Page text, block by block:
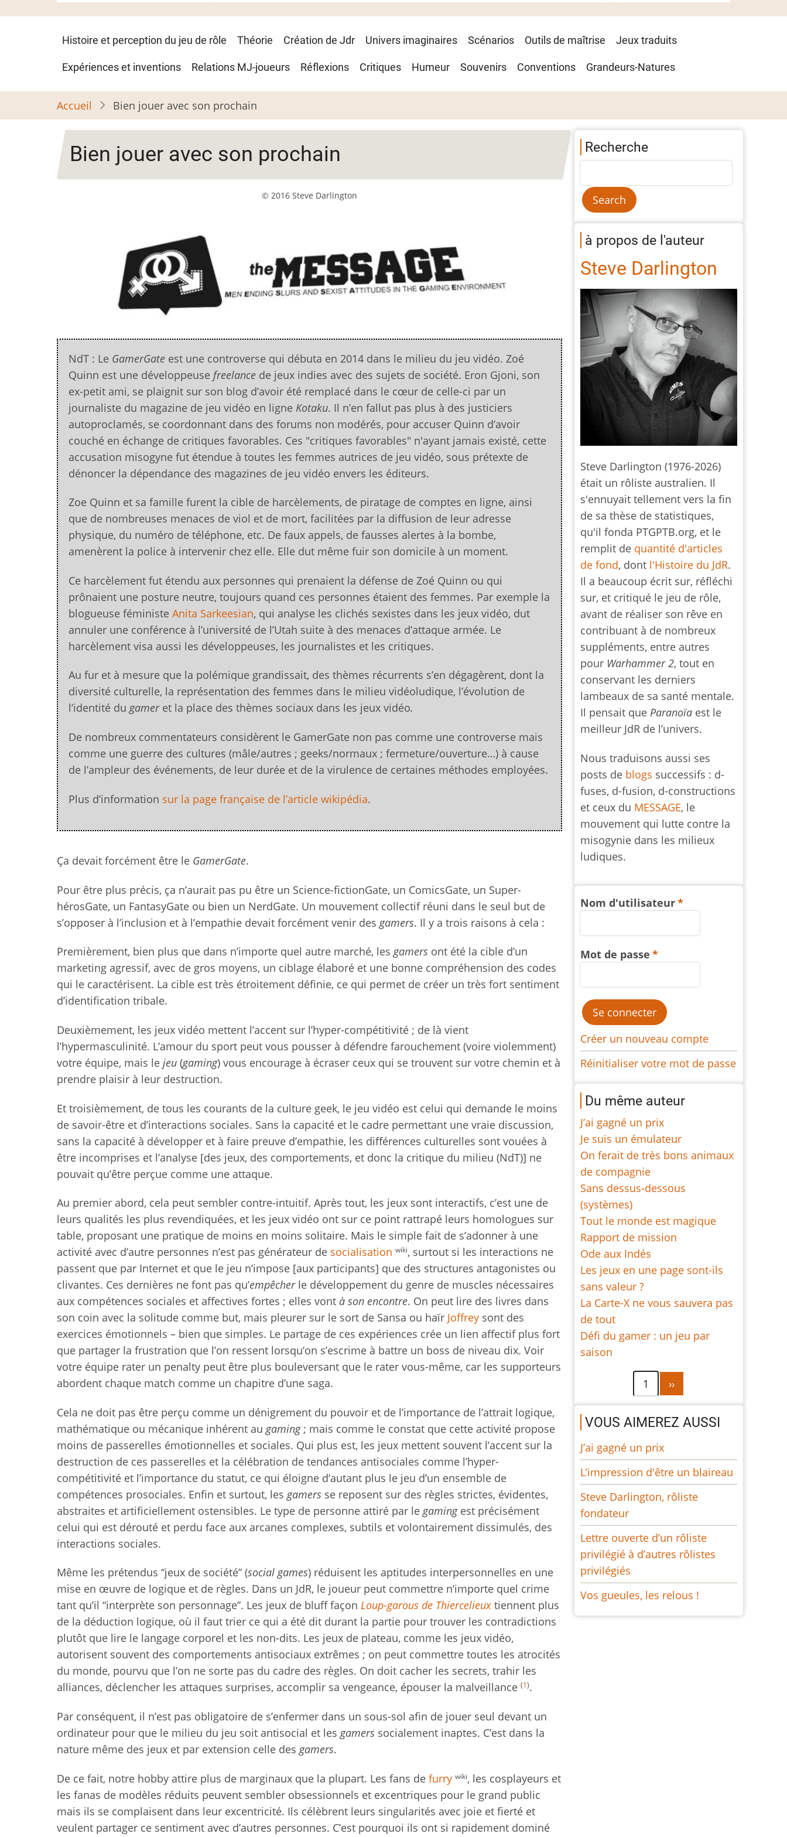
Navigation
principale
Histoire et perception du jeu de rôle Théorie Création de Jdr Univers imaginaires Scénarios Outils de maîtrise Jeux traduits
Expériences et inventions Relations MJ-joueurs Réflexions Critiques Humeur Souvenirs Conventions Grandeurs-Natures
Accueil Bien jouer avec son prochain
Bien jouer avec son prochain
© 2016 Steve Darlington
NdT : Le GamerGate est une controverse qui débuta en 2014 dans le milieu du jeu vidéo. Zoé
Quinn est une développeuse freelance de jeux indies avec des sujets de société. Eron Gjoni, son
ex-petit ami, se plaignit sur son blog d’avoir été remplacé dans le cœur de celle-ci par un
journaliste du magazine de jeu vidéo en ligne Kotaku. Il n’en fallut pas plus à des justiciers
autoproclamés, se coordonnant dans des forums non modérés, pour accuser Quinn d’avoir
couché en échange de critiques favorables. Ces "critiques favorables" n'ayant jamais existé, cette
accusation misogyne fut étendue à toutes les femmes autrices de jeu vidéo, sous prétexte de
dénoncer la dépendance des magazines de jeu vidéo envers les éditeurs.
Zoe Quinn et sa famille furent la cible de harcèlements, de piratage de comptes en ligne, ainsi
que de nombreuses menaces de viol et de mort, facilitées par la diffusion de leur adresse
physique, du numéro de téléphone, etc. De faux appels, de fausses alertes à la bombe,
amenèrent la police à intervenir chez elle. Elle dut même fuir son domicile à un moment.
Ce harcèlement fut étendu aux personnes qui prenaient la défense de Zoé Quinn ou qui
prônaient une posture neutre, toujours quand ces personnes étaient des femmes. Par exemple la
blogueuse féministe Anita Sarkeesian, qui analyse les clichés sexistes dans les jeux vidéo, dut
annuler une conférence à l’université de l’Utah suite à des menaces d’attaque armée. Le
harcèlement visa aussi les développeuses, les journalistes et les critiques.
Au fur et à mesure que la polémique grandissait, des thèmes récurrents s’en dégagèrent, dont la
diversité culturelle, la représentation des femmes dans le milieu vidéoludique, l’évolution de
l’identité dugameret la place des thèmes sociaux dans les jeux vidéo.
De nombreux commentateurs considèrent le GamerGate non pas comme une controverse mais
comme une guerre des cultures (mâle/autres ; geeks/normaux ; fermeture/ouverture…) à cause
de l’ampleur des événements, de leur durée et de la virulence de certaines méthodes employées.
Plus d’information sur la page française de l’article wikipédia.
Ça devait forcément être le GamerGate.
Pour être plus précis, ça n’aurait pas pu être un Science-fictionGate, un ComicsGate, un Super-
hérosGate, un FantasyGate ou bien un NerdGate. Un mouvement collectif réuni dans le seul but de
s’opposer à l’inclusion et à l’empathie devait forcément venir desgamers. Il y a trois raisons à cela :
Premièrement, bien plus que dans n’importe quel autre marché, lesgamers ont été la cible d’un
marketing agressif, avec de gros moyens, un ciblage élaboré et une bonne compréhension des codes
qui le caractérisent. La cible est très étroitement définie, ce qui permet de créer un très fort sentiment
d’identification tribale.
Deuxièmement, les jeux vidéo mettent l’accent sur l’hyper-compétitivité ; de là vient
l’hypermasculinité. L’amour du sport peut vous pousser à défendre farouchement (voire violemment)
votre équipe, mais le jeu (gaming) vous encourage à écraser ceux qui se trouvent sur votre chemin et à
prendre plaisir à leur destruction.
Et troisièmement, de tous les courants de la culture geek, le jeu vidéo est celui qui demande le moins
de savoir-être et d’interactions sociales. Sans la capacité et le cadre permettant une vraie discussion,
sans la capacité à développer et à faire preuve d’empathie, les différences culturelles sont vouées à
être incomprises et l’analyse [des jeux, des comportements, et donc la critique du milieu (NdT)] ne
pouvait qu’être perçue comme une attaque.
Au premier abord, cela peut sembler contre-intuitif. Après tout, les jeux sont interactifs, c’est une de
leurs qualités les plus revendiquées, et les jeux vidéo ont sur ce point rattrapé leurs homologues sur
table, proposant une pratique de moins en moins solitaire. Mais le simple fait de s’adonner à une
activité avec d’autre personnes n’est pas générateur de socialisation wiki, surtout si les interactions ne
passent que par Internet et que le jeu n’impose [aux participants] que des structures antagonistes ou
clivantes. Ces dernières ne font pas qu’empêcherle développement du genre de muscles nécessaires
aux compétences sociales et affectives fortes ; elles vont à son encontre. On peut lire des livres dans
son coin avec la solitude comme but, mais pleurer sur le sort de Sansa ou haïr Joffrey sont des
exercices émotionnels – bien que simples. Le partage de ces expériences crée un lien affectif plus fort
que partager la frustration que l’on ressent lorsqu’on s’escrime à battre un boss de niveau dix. Voir
votre équipe rater un penalty peut être plus bouleversant que le rater vous-même, car les supporteurs
abordent chaque match comme un chapitre d’une saga.
Cela ne doit pas être perçu comme un dénigrement du pouvoir et de l’importance de l’attrait logique,
mathématique ou mécanique inhérent augaming; mais comme le constat que cette activité propose
moins de passerelles émotionnelles et sociales. Qui plus est, les jeux mettent souvent l’accent sur la
destruction de ces passerelles et la célébration de tendances antisociales comme l’hyper-
compétitivité et l’importance du statut, ce qui éloigne d’autant plus le jeu d’un ensemble de
compétences prosociales. Enfin et surtout, lesgamers se reposent sur des règles strictes, évidentes,
abstraites et artificiellement ostensibles. Le type de personne attiré par legamingest précisément
celui qui est dérouté et perdu face aux arcanes complexes, subtils et volontairement dissimulés, des
interactions sociales.
Même les prétendus “jeux de société” (social games) réduisent les aptitudes interpersonnelles en une
mise en œuvre de logique et de règles. Dans un JdR, le joueur peut commettre n’importe quel crime
tant qu’il “interprète son personnage”. Les jeux de bluff façon Loup-garous de Thiercelieux tiennent plus
de la déduction logique, où il faut trier ce qui a été dit durant la partie pour trouver les contradictions
plutôt que lire le langage corporel et les non-dits. Les jeux de plateau, comme les jeux vidéo,
autorisent souvent des comportements antisociaux extrêmes ; on peut commettre toutes les atrocités
du monde, pourvu que l’on ne sorte pas du cadre des règles. On doit cacher les secrets, trahir les
alliances, déclencher les attaques surprises, accomplir sa vengeance, épouser la malveillance (1).
Par conséquent, il n’est pas obligatoire de s’enfermer dans un sous-sol afin de jouer seul devant un
ordinateur pour que le milieu du jeu soit antisocial et lesgamers socialement inaptes. C’est dans la
nature même des jeux et par extension celle desgamers.
De ce fait, notre hobby attire plus de marginaux que la plupart. Les fans de furry wiki, les cosplayeurs et
les fanas de modèles réduits peuvent sembler obsessionnels et excentriques pour le grand public
mais ils se complaisent dans leur excentricité. Ils célèbrent leurs singularités avec joie et fierté et
veulent partager ce sentiment avec d’autres personnes. C’est pourquoi ils ont si rapidement dominé
Recherche
à propos de l'auteur
Steve Darlington
Steve Darlington (1976-2026)
était un rôliste australien. Il
s'ennuyait tellement vers la fin
de sa thèse de statistiques,
qu'il fonda PTGPTB.org, et le
remplit de quantité d'articles
de fond, dont l'Histoire du JdR.
Il a beaucoup écrit sur, réfléchi
sur, et critiqué le jeu de rôle,
avant de réaliser son rêve en
contribuant à de nombreux
suppléments, entre autres
pour Warhammer 2, tout en
conservant les derniers
lambeaux de sa santé mentale.
Il pensait queParanoïa est le
meilleur JdR de l’univers.
Nous traduisons aussi ses
posts de blogs successifs : d-
fuses, d-fusion, d-constructions
et ceux du MESSAGE, le
mouvement qui lutte contre la
misogynie dans les milieux
ludiques.
Nom d'utilisateur
Mot de passe
Créer un nouveau compte
Réinitialiser votre mot de passe
Du même auteur
J’ai gagné un prix
Je suis un émulateur
On ferait de très bons animaux
de compagnie
Sans dessus-dessous
(systèmes)
Tout le monde est magique
Rapport de mission
Ode aux Indés
Les jeux en une page sont-ils
sans valeur ?
La Carte-X ne vous sauvera pas
de tout
Défi du gamer : un jeu par
saison
Pagination1
Page
suivante
››
VOUS AIMEREZ AUSSI
J’ai gagné un prix
L’impression d'être un blaireau
Steve Darlington, rôliste
fondateur
Lettre ouverte d’un rôliste
privilégié à d’autres rôlistes
privilégiés
Vos gueules, les relous !